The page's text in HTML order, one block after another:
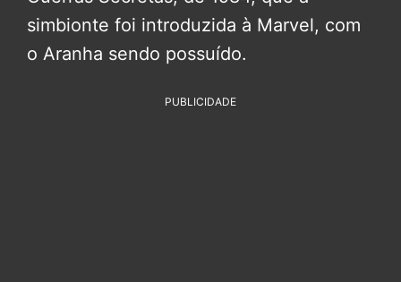
simbionte foi introduzida à Marvel, com
o Aranha sendo possuído.
PUBLICIDADE